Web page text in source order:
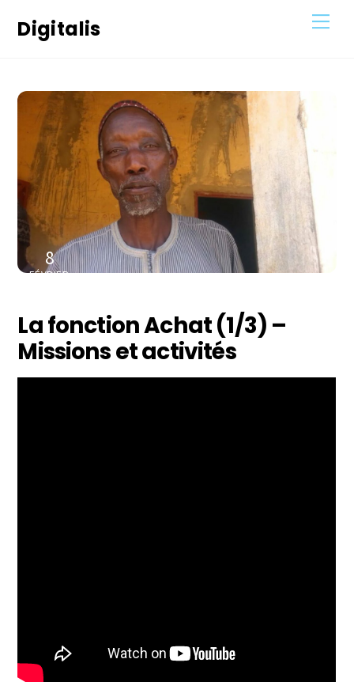
Digitalis
8
FÉVRIER
La fonction Achat (1/3) –
Missions et activités